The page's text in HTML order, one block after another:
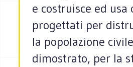
e costruisce ed usa
progettati per
la popolazione
dimostrato, per la